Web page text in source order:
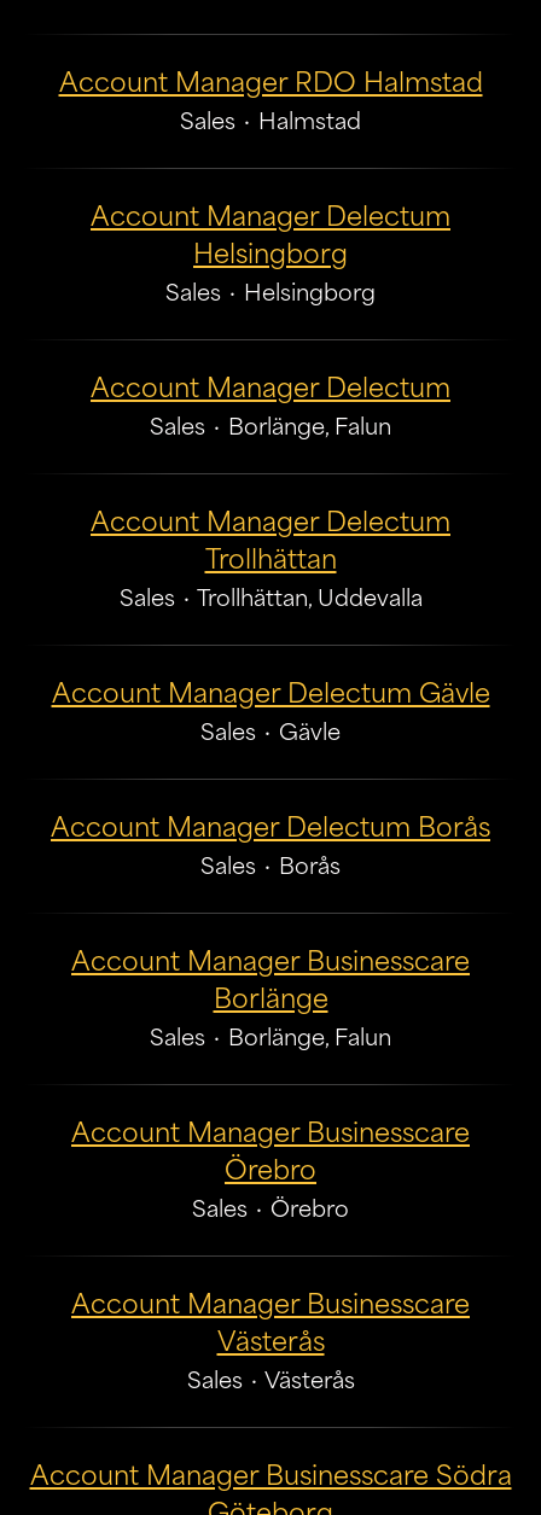
Account Manager RDO Halmstad
Sales · Halmstad
Account Manager Delectum
Helsingborg
Sales · Helsingborg
Account Manager Delectum
Sales · Borlänge, Falun
Account Manager Delectum
Trollhättan
Sales · Trollhättan, Uddevalla
Account Manager Delectum Gävle
Sales · Gävle
Account Manager Delectum Borås
Sales · Borås
Account Manager Businesscare
Borlänge
Sales · Borlänge, Falun
Account Manager Businesscare
Örebro
Sales · Örebro
Account Manager Businesscare
Västerås
Sales · Västerås
Account Manager Businesscare Södra